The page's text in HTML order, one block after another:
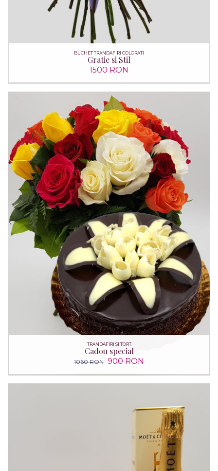
BUCHET TRANDAFIRI COLORATI
Gratie si Stil
1500 RON
TRANDAFIRI SI TORT
Cadou special
1060 RON 900 RON